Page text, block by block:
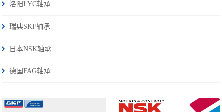
洛阳LYC轴承
瑞典SKF轴承
日本NSK轴承
德国FAG轴承